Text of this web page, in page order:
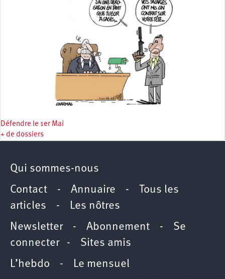
Défendre le 1er Mai
+ de dossiers
Qui sommes-nous
Contact - Annuaire -
Tous les
articles - Les nôtres
Newsletter- Abonnement - Se
connecter- Sites amis
L’hebdo - Le mensuel